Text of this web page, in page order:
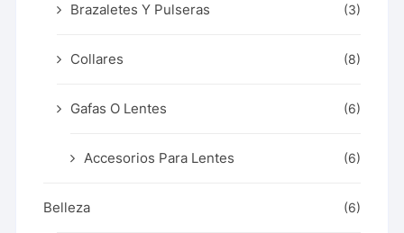
Brazaletes Y Pulseras (3)
Collares (8)
Gafas O Lentes (6)
Accesorios Para Lentes (6)
Belleza (6)